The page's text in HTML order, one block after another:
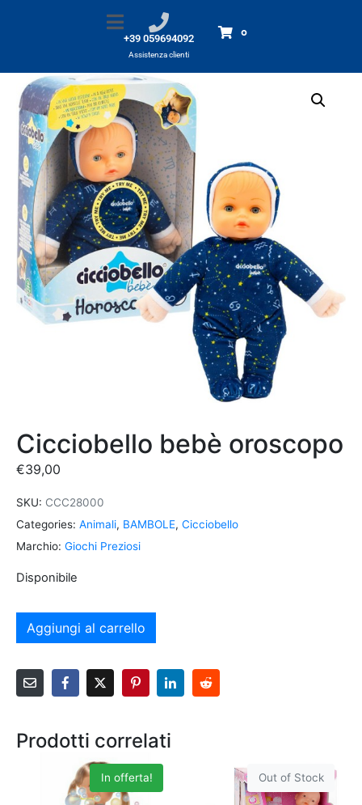
+39 059694092
Assistenza clienti
0
Prodotti Cicciobello bebè oroscopo
Cicciobello bebè oroscopo
€39,00
SKU: CCC28000
Categories: Animali, BAMBOLE, Cicciobello
Marchio: Giochi Preziosi
Disponibile
Aggiungi al carrello
Prodotti correlati
In offerta! Out of Stock